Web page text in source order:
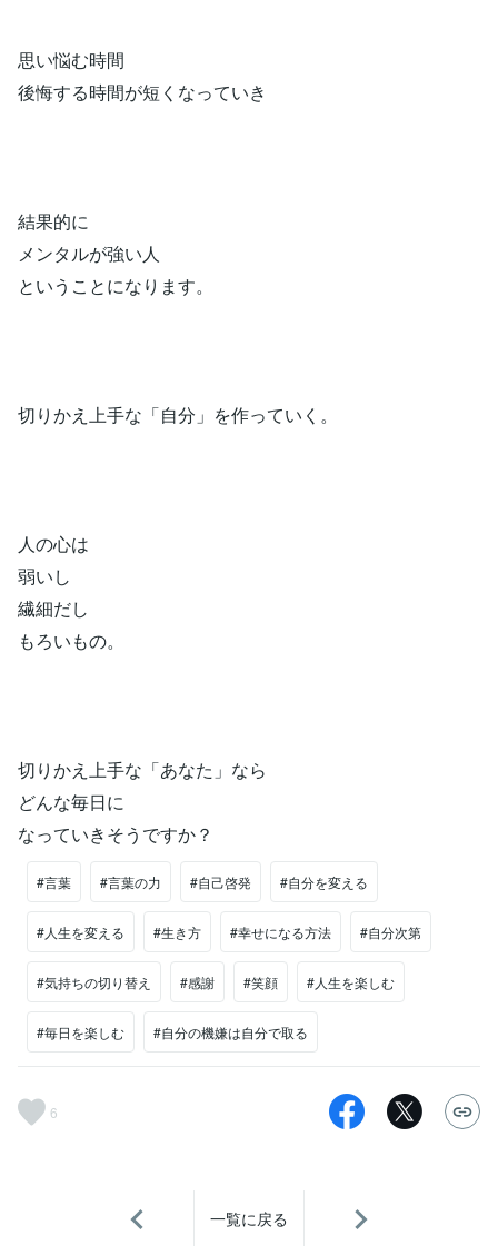
思い悩む時間
後悔する時間が短くなっていき
結果的に
メンタルが強い人
ということになります。
切りかえ上手な「自分」を作っていく。
人の心は
弱いし
繊細だし
もろいもの。
切りかえ上手な「あなた」なら
どんな毎日に
なっていきそうですか？
#言葉 #言葉の力 #自己啓発 #自分を変える
#人生を変える #生き方 #幸せになる方法 #自分次第
#気持ちの切り替え #感謝 #笑顔 #人生を楽しむ
#毎日を楽しむ #自分の機嫌は自分で取る
6
一覧に戻る